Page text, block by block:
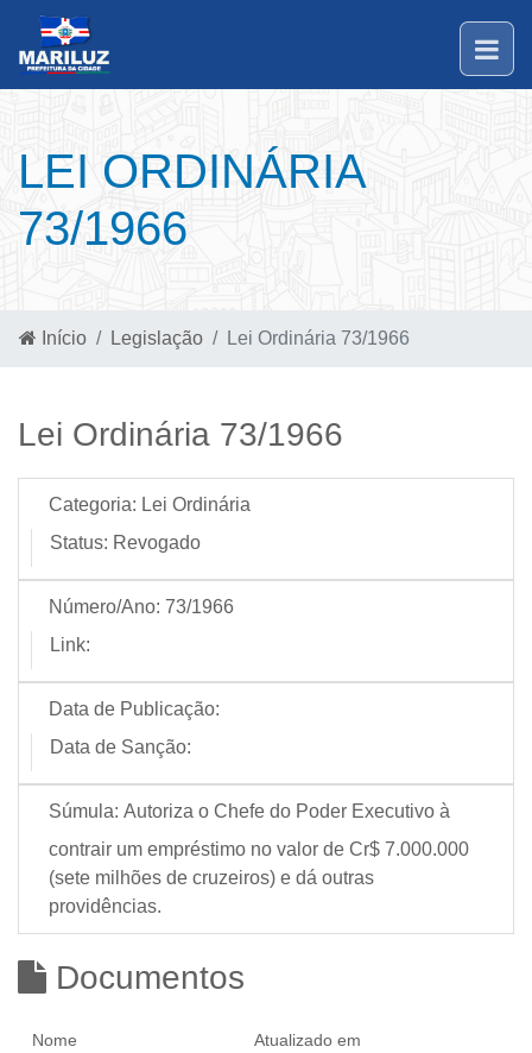
LEI ORDINÁRIA
73/1966
Início Legislação Lei Ordinária 73/1966
Lei Ordinária 73/1966
Categoria: Lei Ordinária
Status: Revogado
Número/Ano: 73/1966
Link:
Data de Publicação:
Data de Sanção:
Súmula: Autoriza o Chefe do Poder Executivo à
contrair um empréstimo no valor de Cr$ 7.000.000
(sete milhões de cruzeiros) e dá outras
providências.
Documentos
Nome Atualizado em